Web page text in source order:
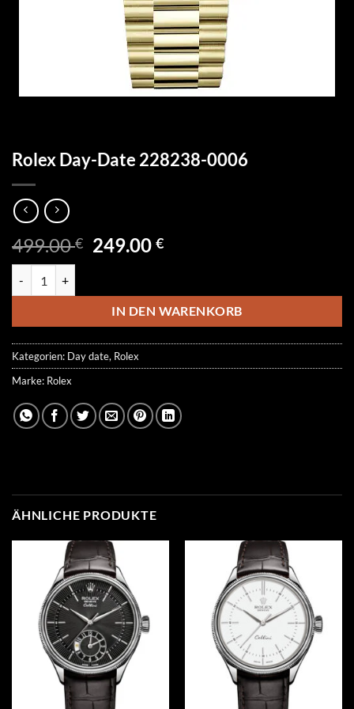
Rolex Day-Date 228238-0006
499.00€ Ursprünglicher
499.00 €
249.00€Aktueller
249.00 €.
IN DEN WARENKORB
Kategorien: Day date, Rolex
Marke: Rolex
ÄHNLICHE PRODUKTE